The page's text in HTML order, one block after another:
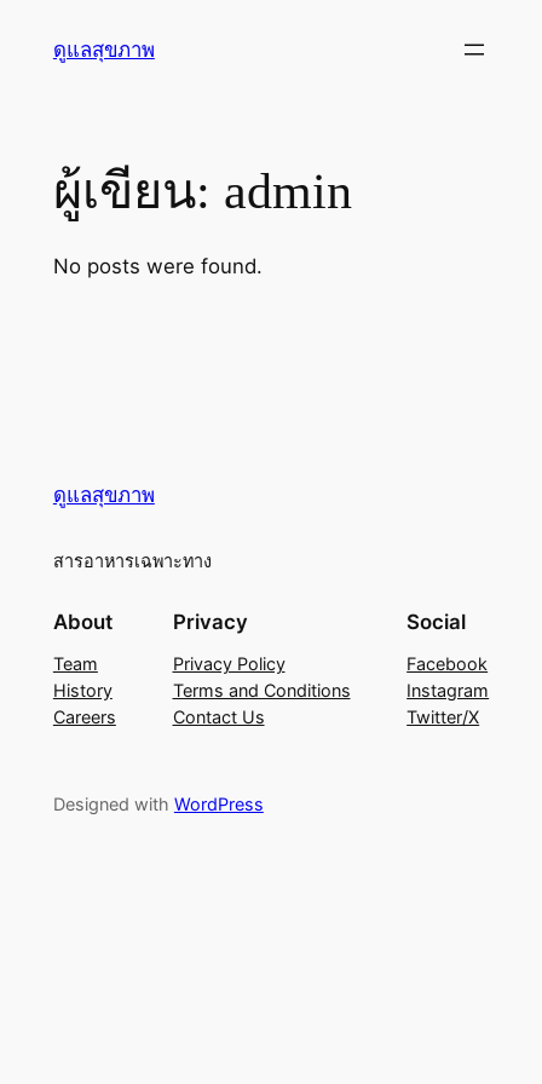
ดูแลสุขภาพ
ผู้เขียน: admin
No posts were found.
ดูแลสุขภาพ
สารอาหารเฉพาะทาง
About
Team
History
Careers
Privacy
Privacy Policy
Terms and Conditions
Contact Us
Social
Facebook
Instagram
Twitter/X
Designed with WordPress